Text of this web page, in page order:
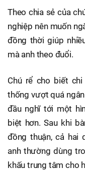
Theo chia sẻ của
nghiệp nên muốn
đồng thời giúp
mà anh theo đuổi.
Chú rể cho biết
thống vượt quá
đầu nghĩ tới một
biệt hơn. Sau khi
đồng thuận, cả hai
anh thường dùng
khấu trung tâm cho